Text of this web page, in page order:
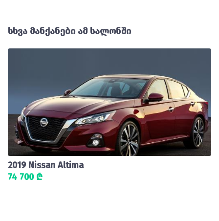
სხვა მანქანები ამ სალონში
2019 Nissan Altima
74 700 ₾